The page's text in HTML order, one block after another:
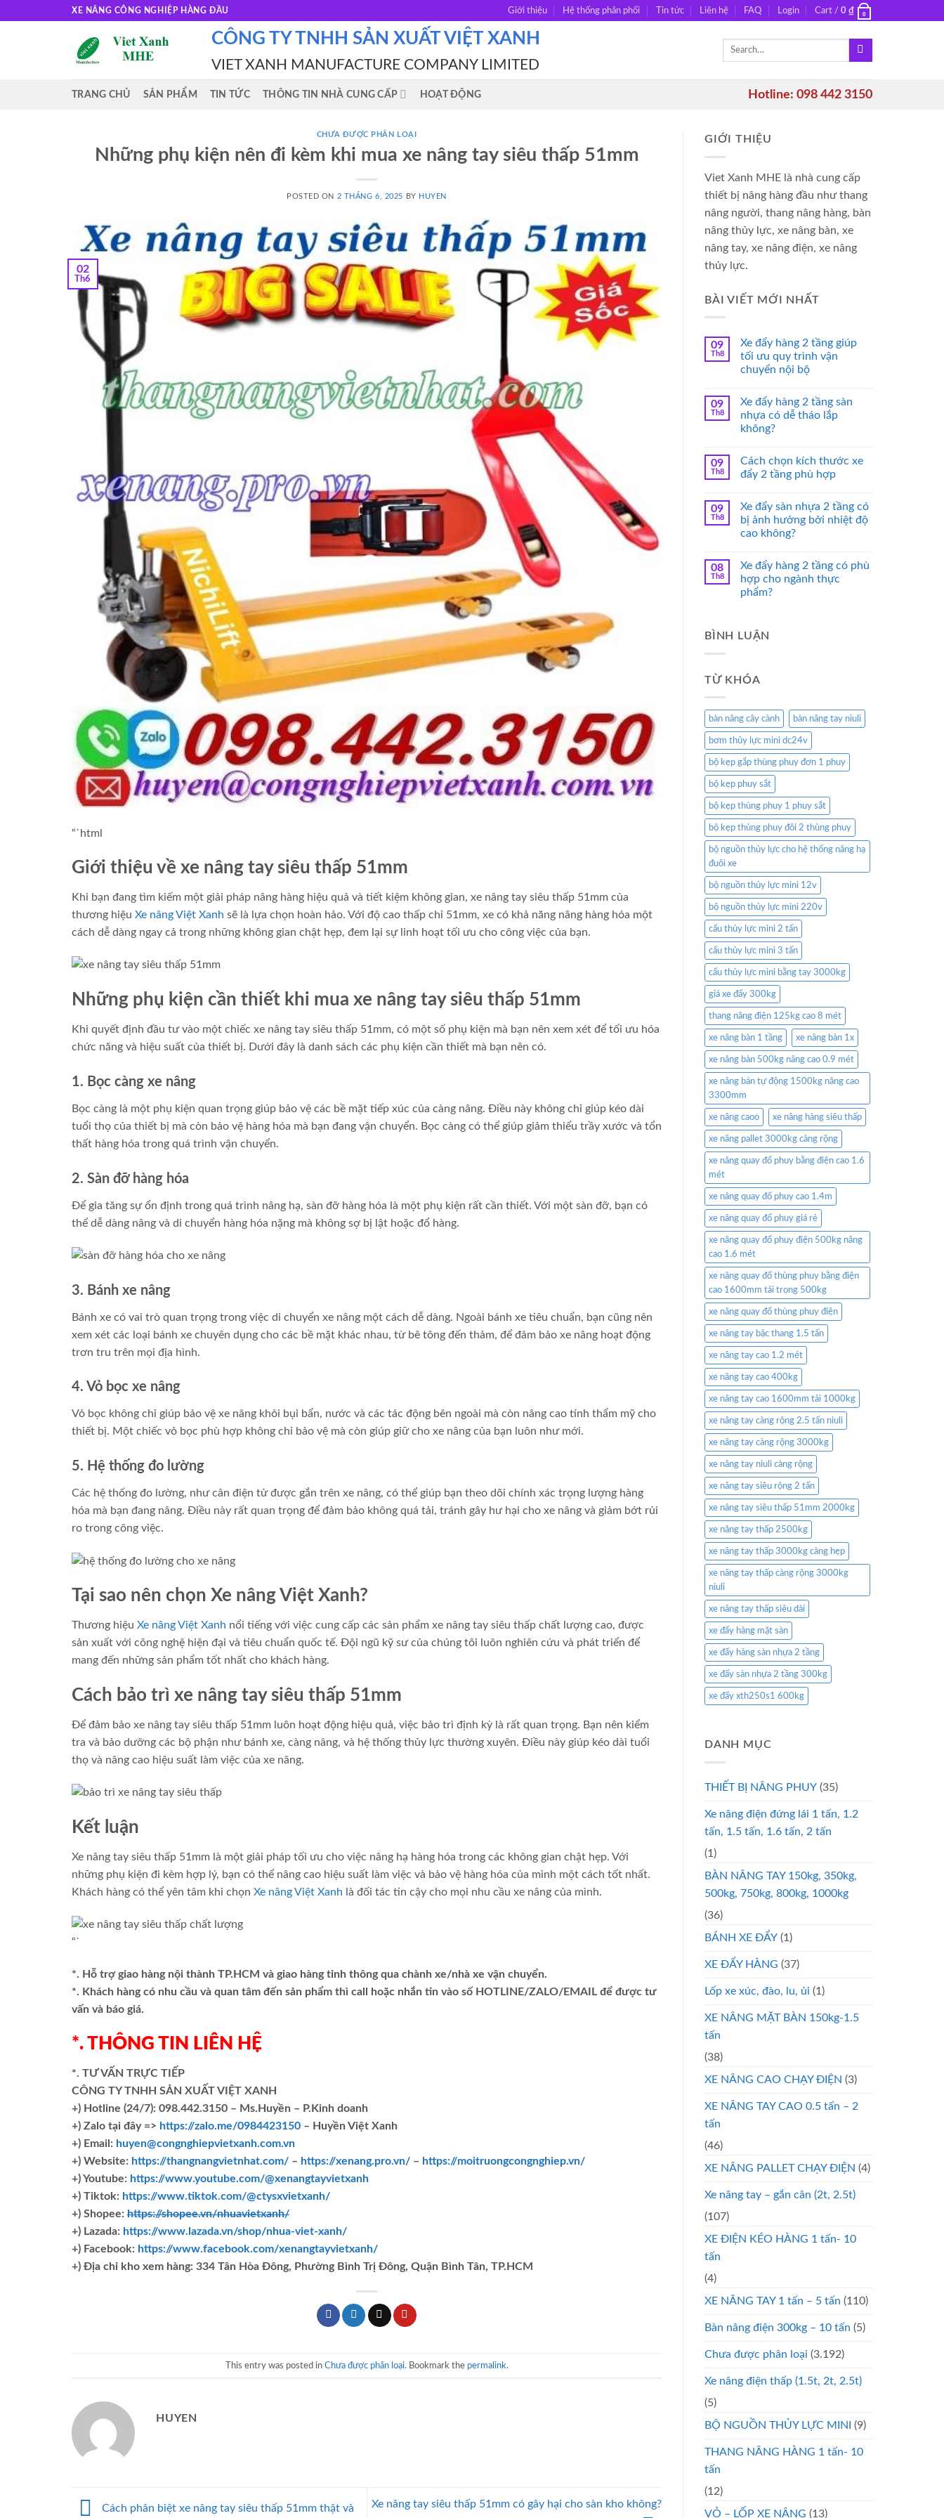
XE NÂNG CÔNG NGHIỆP HÀNG ĐẦU Giới thiệu Hệ thống phân phối Tin tức Liên hệ FAQ Login Cart / 0 ₫ 0
CÔNG TY TNHH SẢN XUẤT VIỆT XANH
VIET XANH MANUFACTURE COMPANY LIMITED
Search
TRANG CHỦ SẢN PHẨM TIN TỨC THÔNG TIN NHÀ CUNG CẤP HOẠT ĐỘNG Hotline: 098 442 3150
CHƯA ĐƯỢC PHÂN LOẠI
Những phụ kiện nên đi kèm khi mua xe nâng tay siêu thấp 51mm
POSTED ON 2 THÁNG 6, 2025 BY HUYEN
02
Th6
“`html
Giới thiệu về xe nâng tay siêu thấp 51mm
Khi bạn đang tìm kiếm một giải pháp nâng hàng hiệu quả và tiết kiệm không gian, xe nâng tay siêu thấp 51mm của
thương hiệu Xe nâng Việt Xanh sẽ là lựa chọn hoàn hảo. Với độ cao thấp chỉ 51mm, xe có khả năng nâng hàng hóa một
cách dễ dàng ngay cả trong những không gian chật hẹp, đem lại sự linh hoạt tối ưu cho công việc của bạn.
Những phụ kiện cần thiết khi mua xe nâng tay siêu thấp 51mm
Khi quyết định đầu tư vào một chiếc xe nâng tay siêu thấp 51mm, có một số phụ kiện mà bạn nên xem xét để tối ưu hóa
chức năng và hiệu suất của thiết bị. Dưới đây là danh sách các phụ kiện cần thiết mà bạn nên có.
1. Bọc càng xe nâng
Bọc càng là một phụ kiện quan trọng giúp bảo vệ các bề mặt tiếp xúc của càng nâng. Điều này không chỉ giúp kéo dài
tuổi thọ của thiết bị mà còn bảo vệ hàng hóa mà bạn đang vận chuyển. Bọc càng có thể giúp giảm thiểu trầy xước và tổn
thất hàng hóa trong quá trình vận chuyển.
2. Sàn đỡ hàng hóa
Để gia tăng sự ổn định trong quá trình nâng hạ, sàn đỡ hàng hóa là một phụ kiện rất cần thiết. Với một sàn đỡ, bạn có
thể dễ dàng nâng và di chuyển hàng hóa nặng mà không sợ bị lật hoặc đổ hàng.
3. Bánh xe nâng
Bánh xe có vai trò quan trọng trong việc di chuyển xe nâng một cách dễ dàng. Ngoài bánh xe tiêu chuẩn, bạn cũng nên
xem xét các loại bánh xe chuyên dụng cho các bề mặt khác nhau, từ bê tông đến thảm, để đảm bảo xe nâng hoạt động
trơn tru trên mọi địa hình.
4. Vỏ bọc xe nâng
Vỏ bọc không chỉ giúp bảo vệ xe nâng khỏi bụi bẩn, nước và các tác động bên ngoài mà còn nâng cao tính thẩm mỹ cho
thiết bị. Một chiếc vỏ bọc phù hợp không chỉ bảo vệ mà còn giúp giữ cho xe nâng của bạn luôn như mới.
5. Hệ thống đo lường
Các hệ thống đo lường, như cân điện tử được gắn trên xe nâng, có thể giúp bạn theo dõi chính xác trọng lượng hàng
hóa mà bạn đang nâng. Điều này rất quan trọng để đảm bảo không quá tải, tránh gây hư hại cho xe nâng và giảm bớt rủi
ro trong công việc.
Tại sao nên chọn Xe nâng Việt Xanh?
Thương hiệu Xe nâng Việt Xanh nổi tiếng với việc cung cấp các sản phẩm xe nâng tay siêu thấp chất lượng cao, được
sản xuất với công nghệ hiện đại và tiêu chuẩn quốc tế. Đội ngũ kỹ sư của chúng tôi luôn nghiên cứu và phát triển để
mang đến những sản phẩm tốt nhất cho khách hàng.
Cách bảo trì xe nâng tay siêu thấp 51mm
Để đảm bảo xe nâng tay siêu thấp 51mm luôn hoạt động hiệu quả, việc bảo trì định kỳ là rất quan trọng. Bạn nên kiểm
tra và bảo dưỡng các bộ phận như bánh xe, càng nâng, và hệ thống thủy lực thường xuyên. Điều này giúp kéo dài tuổi
thọ và nâng cao hiệu suất làm việc của xe nâng.
Kết luận
Xe nâng tay siêu thấp 51mm là một giải pháp tối ưu cho việc nâng hạ hàng hóa trong các không gian chật hẹp. Với
những phụ kiện đi kèm hợp lý, bạn có thể nâng cao hiệu suất làm việc và bảo vệ hàng hóa của mình một cách tốt nhất.
Khách hàng có thể yên tâm khi chọn Xe nâng Việt Xanh là đối tác tin cậy cho mọi nhu cầu xe nâng của mình.
“`
*. Hỗ trợ giao hàng nội thành TP.HCM và giao hàng tỉnh thông qua chành xe/nhà xe vận chuyển.
*. Khách hàng có nhu cầu và quan tâm đến sản phẩm thì call hoặc nhắn tin vào số HOTLINE/ZALO/EMAIL để được tư
vấn và báo giá.
*. THÔNG TIN LIÊN HỆ
*. TƯ VẤN TRỰC TIẾP
CÔNG TY TNHH SẢN XUẤT VIỆT XANH
+) Hotline (24/7): 098.442.3150 – Ms.Huyền – P.Kinh doanh
+) Zalo tại đây => https://zalo.me/0984423150 – Huyền Việt Xanh
+) Email: huyen@congnghiepvietxanh.com.vn
+) Website: https://thangnangvietnhat.com/ – https://xenang.pro.vn/ – https://moitruongcongnghiep.vn/
+) Youtube: https://www.youtube.com/@xenangtayvietxanh
+) Tiktok: https://www.tiktok.com/@ctysxvietxanh/
+) Shopee: https://shopee.vn/nhuavietxanh/
+) Lazada: https://www.lazada.vn/shop/nhua-viet-xanh/
+) Facebook: https://www.facebook.com/xenangtayvietxanh/
+) Địa chỉ kho xem hàng: 334 Tân Hòa Đông, Phường Bình Trị Đông, Quận Bình Tân, TP.HCM
This entry was posted in Chưa được phân loại. Bookmark the permalink.
HUYEN
Cách phân biệt xe nâng tay siêu thấp 51mm thật và Xe nâng tay siêu thấp 51mm có gây hại cho sàn kho không?
GIỚI THIỆU
Viet Xanh MHE là nhà cung cấp
thiết bị nâng hàng đầu như thang
nâng người, thang nâng hàng, bàn
nâng thủy lực, xe nâng bàn, xe
nâng tay, xe nâng điện, xe nâng
thủy lực.
BÀI VIẾT MỚI NHẤT
09
Th8
Xe đẩy hàng 2 tầng giúp
tối ưu quy trình vận
chuyển nội bộ
09
Th8
Xe đẩy hàng 2 tầng sàn
nhựa có dễ tháo lắp
không?
09
Th8
Cách chọn kích thước xe
đẩy 2 tầng phù hợp
09
Th8
Xe đẩy sàn nhựa 2 tầng có
bị ảnh hưởng bởi nhiệt độ
cao không?
08
Th8
Xe đẩy hàng 2 tầng có phù
hợp cho ngành thực
phẩm?
BÌNH LUẬN
TỪ KHÓA
bàn nâng cây cành bàn nâng tay niuli
bơm thủy lực mini dc24v
bộ kẹp gắp thùng phuy đơn 1 phuy
bộ kẹp phuy sắt
bộ kẹp thùng phuy 1 phuy sắt
bộ kẹp thùng phuy đôi 2 thùng phuy
bộ nguồn thủy lực cho hệ thống nâng hạ
đuôi xe
bộ nguồn thủy lực mini 12v
bộ nguồn thủy lực mini 220v
cẩu thủy lực mini 2 tấn
cẩu thủy lực mini 3 tấn
cẩu thủy lực mini bằng tay 3000kg
giá xe đẩy 300kg
thang nâng điện 125kg cao 8 mét
xe nâng bàn 1 tầng xe nâng bàn 1x
xe nâng bàn 500kg nâng cao 0.9 mét
xe nâng bán tự động 1500kg nâng cao
3300mm
xe nâng caoo xe nâng hàng siêu thấp
xe nâng pallet 3000kg càng rộng
xe nâng quay đổ phuy bằng điện cao 1.6
mét
xe nâng quay đổ phuy cao 1.4m
xe nâng quay đổ phuy giá rẻ
xe nâng quay đổ phuy điện 500kg nâng
cao 1.6 mét
xe nâng quay đổ thùng phuy bằng điện
cao 1600mm tải trọng 500kg
xe nâng quay đổ thùng phuy điện
xe nâng tay bậc thang 1.5 tấn
xe nâng tay cao 1.2 mét
xe nâng tay cao 400kg
xe nâng tay cao 1600mm tải 1000kg
xe nâng tay càng rộng 2.5 tấn niuli
xe nâng tay càng rộng 3000kg
xe nâng tay niuli càng rộng
xe nâng tay siêu rộng 2 tấn
xe nâng tay siêu thấp 51mm 2000kg
xe nâng tay thấp 2500kg
xe nâng tay thấp 3000kg càng hẹp
xe nâng tay thấp càng rộng 3000kg
niuli
xe nâng tay thấp siêu dài
xe đẩy hàng mặt sàn
xe đẩy hàng sàn nhựa 2 tầng
xe đẩy sàn nhựa 2 tầng 300kg
xe đẩy xth250s1 600kg
DANH MỤC
THIẾT BỊ NÂNG PHUY (35)
Xe nâng điện đứng lái 1 tấn, 1.2
tấn, 1.5 tấn, 1.6 tấn, 2 tấn
(1)
BÀN NÂNG TAY 150kg, 350kg,
500kg, 750kg, 800kg, 1000kg
(36)
BÁNH XE ĐẨY (1)
XE ĐẨY HÀNG (37)
Lốp xe xúc, đào, lu, ủi (1)
XE NÂNG MẶT BÀN 150kg-1.5
tấn
(38)
XE NÂNG CAO CHẠY ĐIỆN (3)
XE NÂNG TAY CAO 0.5 tấn – 2
tấn
(46)
XE NÂNG PALLET CHẠY ĐIỆN (4)
Xe nâng tay – gắn cân (2t, 2.5t)
(107)
XE ĐIỆN KÉO HÀNG 1 tấn- 10
tấn
(4)
XE NÂNG TAY 1 tấn – 5 tấn (110)
Bàn nâng điện 300kg – 10 tấn (5)
Chưa được phân loại (3.192)
Xe nâng điện thấp (1.5t, 2t, 2.5t)
(5)
BỘ NGUỒN THỦY LỰC MINI
(9)
THANG NÂNG HÀNG 1 tấn- 10
tấn
(12)
VỎ – LỐP XE NÂNG (13)